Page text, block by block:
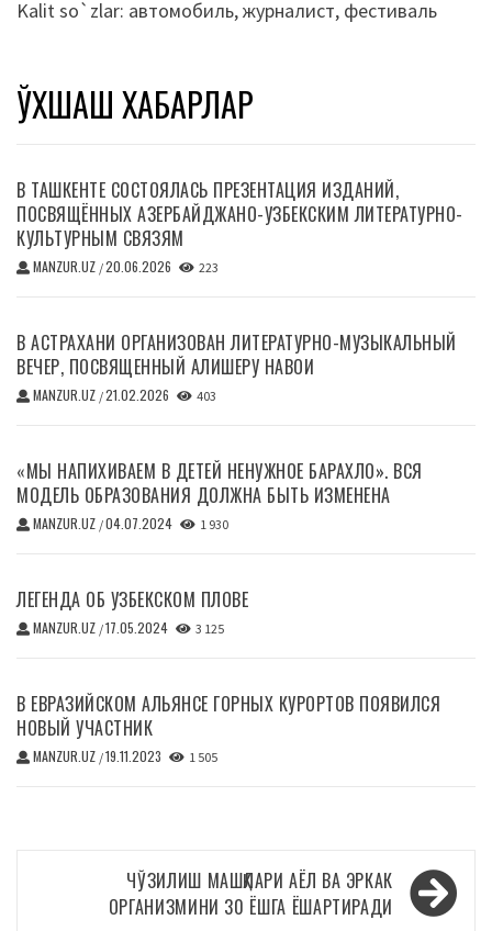
Kalit so`zlar: автомобиль,журналист, фестиваль
ЎХШАШ ХАБАРЛАР
В ТАШКЕНТЕ СОСТОЯЛАСЬ ПРЕЗЕНТАЦИЯ ИЗДАНИЙ,
ПОСВЯЩЁННЫХ АЗЕРБАЙДЖАНО-УЗБЕКСКИМ ЛИТЕРАТУРНО-
КУЛЬТУРНЫМ СВЯЗЯМ
MANZUR.UZ /20.06.2026 223
В АСТРАХАНИ ОРГАНИЗОВАН ЛИТЕРАТУРНО-МУЗЫКАЛЬНЫЙ
ВЕЧЕР, ПОСВЯЩЕННЫЙ АЛИШЕРУ НАВОИ
MANZUR.UZ /21.02.2026 403
«МЫ НАПИХИВАЕМ В ДЕТЕЙ НЕНУЖНОЕ БАРАХЛО». ВСЯ
МОДЕЛЬ ОБРАЗОВАНИЯ ДОЛЖНА БЫТЬ ИЗМЕНЕНА
MANZUR.UZ /04.07.2024 1 930
ЛЕГЕНДА ОБ УЗБЕКСКОМ ПЛОВЕ
MANZUR.UZ /17.05.2024 3 125
В ЕВРАЗИЙСКОМ АЛЬЯНСЕ ГОРНЫХ КУРОРТОВ ПОЯВИЛСЯ
НОВЫЙ УЧАСТНИК
MANZUR.UZ /19.11.2023 1 505
НавигацияЧЎЗИЛИШ МАШҚЛАРИ АЁЛ ВА ЭРКАК
ОРГАНИЗМИНИ 30 ЁШГА ЁШАРТИРАДИ